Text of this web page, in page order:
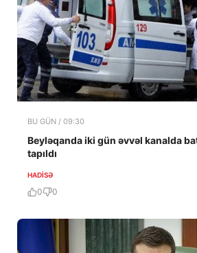
BU GÜN / 09:30
Beyləqanda iki gün əvvəl kanalda
tapıldı
HADISƏ
0 0